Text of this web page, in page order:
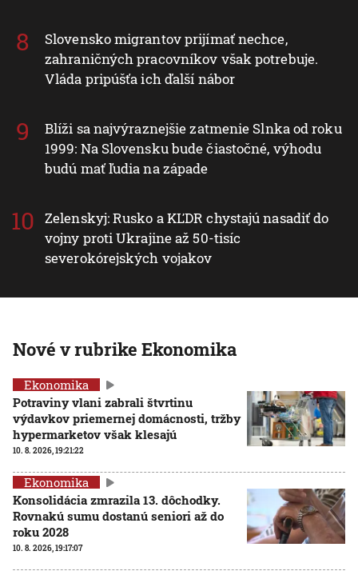
Slovensko migrantov prijímať nechce,
zahraničných pracovníkov však potrebuje.
Vláda pripúšťa ich ďalší nábor
Blíži sa najvýraznejšie zatmenie Slnka od roku
1999: Na Slovensku bude čiastočné, výhodu
budú mať ľudia na západe
Zelenskyj: Rusko a KĽDR chystajú nasadiť do
vojny proti Ukrajine až 50-tisíc
severokórejských vojakov
Nové v rubrike Ekonomika
Ekonomika
Potraviny vlani zabrali štvrtinu
výdavkov priemernej domácnosti, tržby
hypermarketov však klesajú
10. 8. 2026, 19:21:22
Ekonomika
Konsolidácia zmrazila 13. dôchodky.
Rovnakú sumu dostanú seniori až do
roku 2028
10. 8. 2026, 19:17:07